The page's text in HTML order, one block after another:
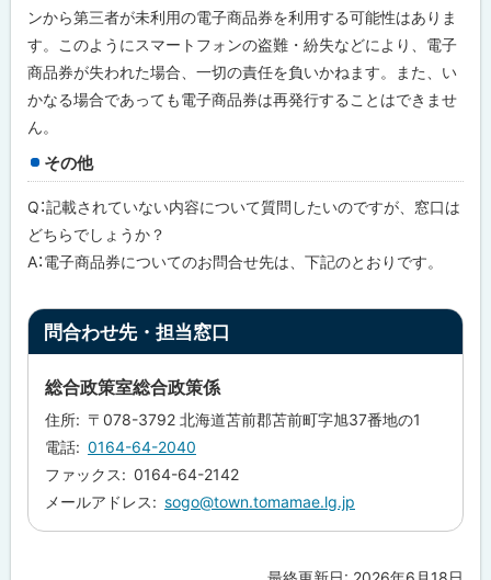
ンから第三者が未利用の電子商品券を利用する可能性はありま
す。このようにスマートフォンの盗難・紛失などにより、電子
商品券が失われた場合、一切の責任を負いかねます。また、い
かなる場合であっても電子商品券は再発行することはできませ
ん。
その他
Q：記載されていない内容について質問したいのですが、窓口は
どちらでしょうか？
A：電子商品券についてのお問合せ先は、下記のとおりです。
ト
問合わせ先・担当窓口
総合政策室総合政策係
住所
〒078-3792 北海道苫前郡苫前町字旭37番地の1
電話
0164-64-2040
ファックス
0164-64-2142
メールアドレス
sogo@town.tomamae.lg.jp